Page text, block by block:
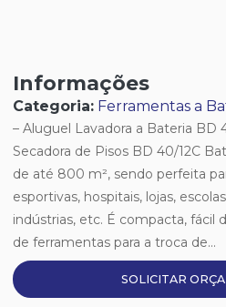
Informações
Categoria: Ferramentas a
– Aluguel Lavadora a Bateria BD
Secadora de Pisos BD 40/12C
de até 800 m², sendo perfeita
esportivas, hospitais, lojas,
indústrias, etc. É compacta, fácil
de ferramentas para a troca de...
SOLICITAR